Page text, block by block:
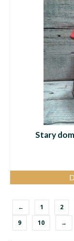
Stary
← 1 2
9
10 →